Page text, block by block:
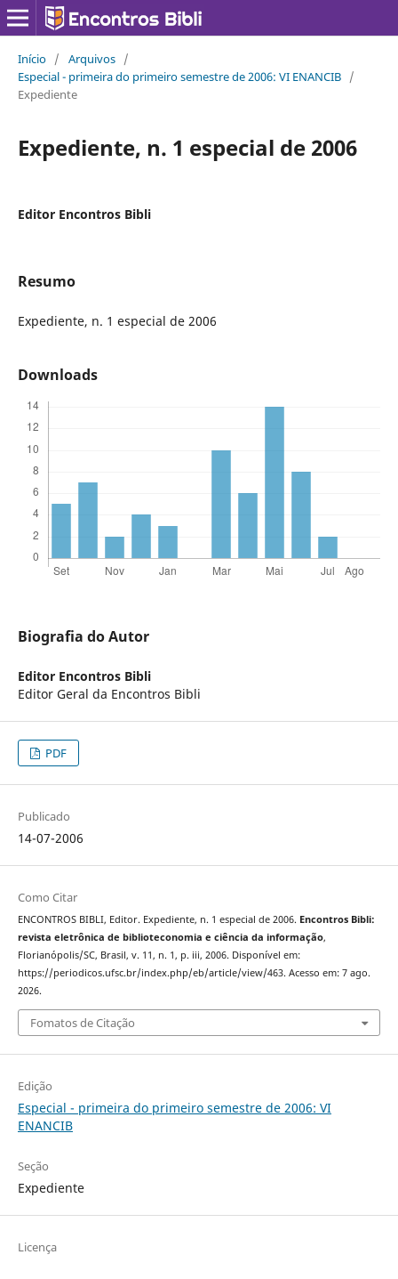
Início / Arquivos /
Especial - primeira do primeiro semestre de 2006: VI ENANCIB /
Expediente
Expediente, n. 1 especial de 2006
Editor Encontros Bibli
Resumo
Expediente, n. 1 especial de 2006
Downloads
Biografia do Autor
Editor Encontros Bibli
Editor Geral da Encontros Bibli
PDF
Publicado
14-07-2006
Como Citar
ENCONTROS BIBLI, Editor. Expediente, n. 1 especial de 2006. Encontros Bibli:
revista eletrônica de biblioteconomia e ciência da informação,
Florianópolis/SC, Brasil, v. 11, n. 1, p. iii, 2006. Disponível em:
https://periodicos.ufsc.br/index.php/eb/article/view/463. Acesso em: 7 ago.
2026.
Fomatos de Citação
Edição
Especial - primeira do primeiro semestre de 2006: VI
ENANCIB
Seção
Expediente
Licença